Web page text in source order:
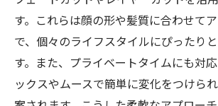
す。これらは顔の形や髪質に合わせて
で、個々のライフスタイルにぴったり
す。また、プライベートタイムにも対
ックスやムースで簡単に変化をつけら